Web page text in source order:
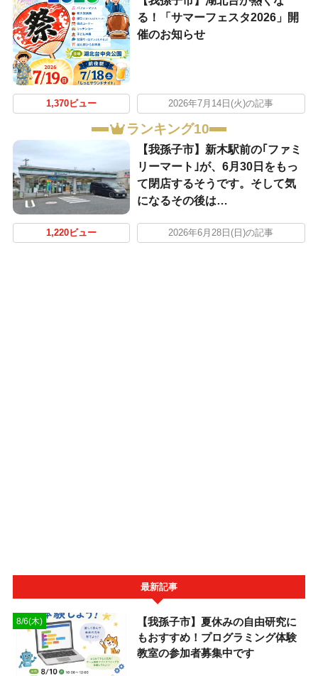
る！「サマーフェスタ2026」開
催のお知らせ
1,370ビュー 2026年7月14日(火)の記事
ランキング10
【我孫子市】新木駅前の｢ファミ
リーマート｣が、6月30日をもっ
て閉店するそうです。そして気
になるその後は…
1,220ビュー 2026年6月28日(日)の記事
最新記事
8/6(木)
【我孫子市】夏休みの自由研究に
もおすすめ！プログラミング体験
教室の参加者募集中です